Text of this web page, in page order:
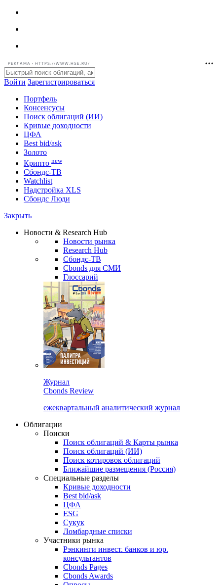
РЕКЛАМА • HTTPS://WWW.HSE.RU/
Войти Зарегистрироваться
Портфель
Консенсусы
Поиск облигаций (ИИ)
Кривые доходности
ЦФА
Best bid/ask
Золото
Крипто new
Watchlist
Сбондс Люди
Новости & Research Hub
Новости рынка
Research Hub
Сбондс-ТВ
Cbonds для СМИ
Глоссарий
Cbonds Review
ежеквартальный аналитический журнал
Облигации
Поиски
Поиск облигаций & Карты рынка
Поиск облигаций (ИИ)
Поиск котировок облигаций
Ближайшие размещения (Россия)
Специальные разделы
Кривые доходности
Best bid/ask
ЦФА
ESG
Сукук
Ломбардные списки
Участники рынка
Рэнкинги инвест. банков и юр.